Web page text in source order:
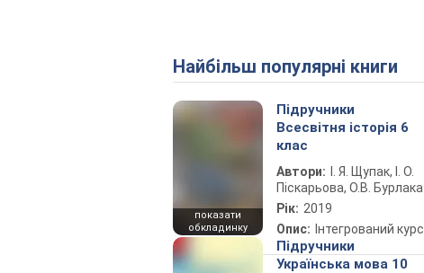
Найбільш популярні книги
показати
обкладинку
Підручники
Всесвітня історія 6
клас
Автори:
І. Я. Щупак, І. О.
Піскарьова, О.В. Бурлака
Рік: 2019
Опис: Інтегрований курс
Підручники
Українська мова 10